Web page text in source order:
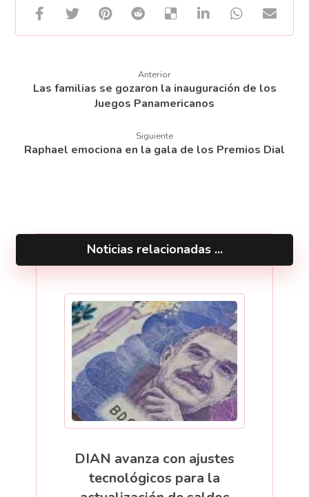
Anterior
Las familias se gozaron la inauguración de los
Juegos Panamericanos
Siguiente
Raphael emociona en la gala de los Premios Dial
Noticias relacionadas ...
DIAN avanza con ajustes
tecnológicos para la